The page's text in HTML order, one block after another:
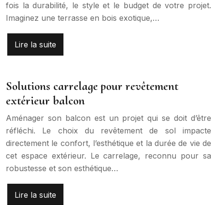
fois la durabilité, le style et le budget de votre projet.
Imaginez une terrasse en bois exotique,…
Lire la suite
Solutions carrelage pour revêtement
extérieur balcon
Aménager son balcon est un projet qui se doit d’être
réfléchi. Le choix du revêtement de sol impacte
directement le confort, l’esthétique et la durée de vie de
cet espace extérieur. Le carrelage, reconnu pour sa
robustesse et son esthétique…
Lire la suite